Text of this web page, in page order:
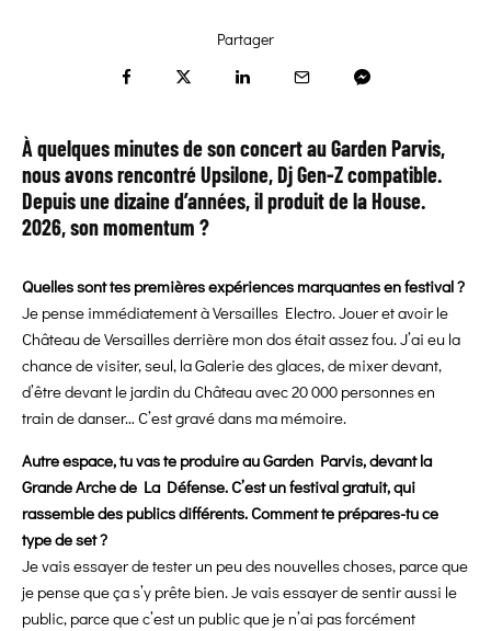
Partager
À quelques minutes de son concert au Garden Parvis,
nous avons rencontré Upsilone, Dj Gen-Z compatible.
Depuis une dizaine d’années, il produit de la House.
2026, son momentum ?
Quelles sont tes premières expériences marquantes en festival ?
Je pense immédiatement à Versailles Electro. Jouer et avoir le
Château de Versailles derrière mon dos était assez fou. J’ai eu la
chance de visiter, seul, la Galerie des glaces, de mixer devant,
d’être devant le jardin du Château avec 20 000 personnes en
train de danser… C’est gravé dans ma mémoire.
Autre espace, tu vas te produire au Garden Parvis, devant la
Grande Arche de La Défense. C’est un festival gratuit, qui
rassemble des publics différents. Comment te prépares-tu ce
type de set ?
Je vais essayer de tester un peu des nouvelles choses, parce que
je pense que ça s’y prête bien. Je vais essayer de sentir aussi le
public, parce que c’est un public que je n’ai pas forcément